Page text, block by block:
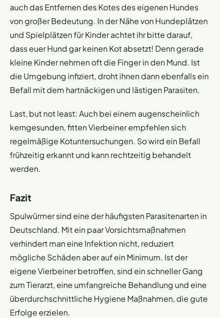
auch das Entfernen des Kotes des eigenen Hundes
von großer Bedeutung. In der Nähe von Hundeplätzen
und Spielplätzen für Kinder achtet ihr bitte darauf,
dass euer Hund gar keinen Kot absetzt! Denn gerade
kleine Kinder nehmen oft die Finger in den Mund. Ist
die Umgebung infiziert, droht ihnen dann ebenfalls ein
Befall mit dem hartnäckigen und lästigen Parasiten.
Last, but not least: Auch bei einem augenscheinlich
kerngesunden, fitten Vierbeiner empfehlen sich
regelmäßige Kotuntersuchungen. So wird ein Befall
frühzeitig erkannt und kann rechtzeitig behandelt
werden.
Fazit
Spulwürmer sind eine der häufigsten Parasitenarten in
Deutschland. Mit ein paar Vorsichtsmaßnahmen
verhindert man eine Infektion nicht, reduziert
mögliche Schäden aber auf ein Minimum. Ist der
eigene Vierbeiner betroffen, sind ein schneller Gang
zum Tierarzt, eine umfangreiche Behandlung und eine
überdurchschnittliche Hygiene Maßnahmen, die gute
Erfolge erzielen.